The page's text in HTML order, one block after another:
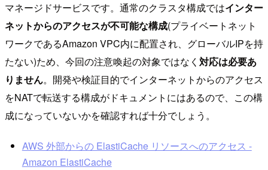
マネージドサービスです。通常のクラスタ構成ではインター
ネットからのアクセスが不可能な構成(プライベートネット
ワークであるAmazon VPC内に配置され、グローバルIPを持
たない)ため、今回の注意喚起の対象ではなく 対応は必要あ
りません。開発や検証目的でインターネットからのアクセス
をNATで転送する構成がドキュメントにはあるので、この構
成になっていないかを確認すれば十分でしょう。
AWS 外部からの ElastiCache リソースへのアクセス -
Amazon ElastiCache